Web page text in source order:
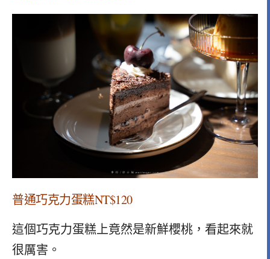
普通巧克力蛋糕NT$120
這個巧克力蛋糕上竟然是新鮮櫻桃，看起來就
很厲害。